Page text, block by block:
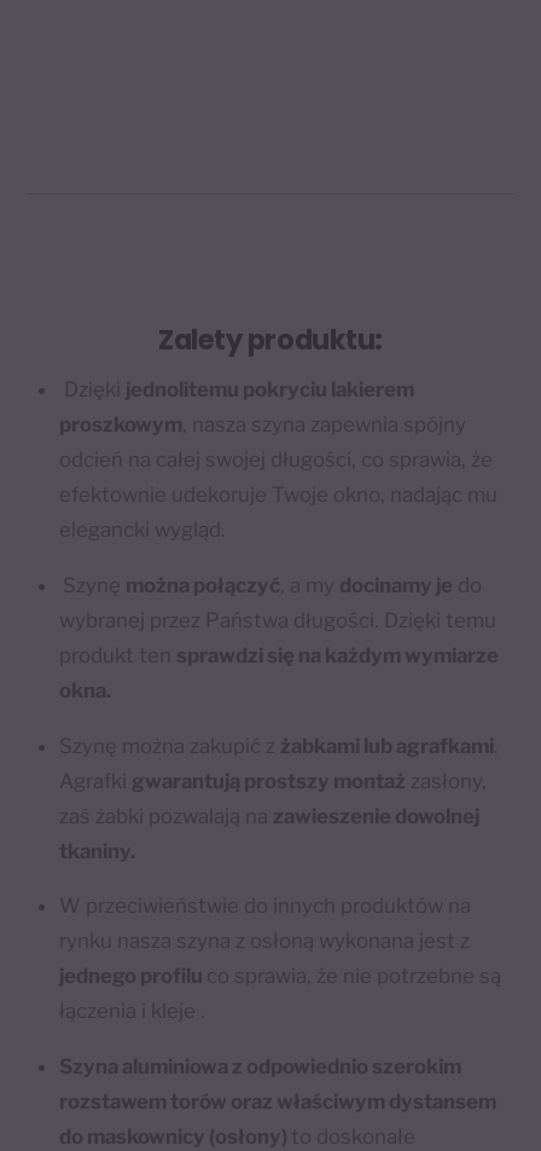
Zalety produktu:
Dzięki jednolitemu pokryciu lakierem
proszkowym, nasza szyna zapewnia spójny
odcień na całej swojej długości, co sprawia, że
efektownie udekoruje Twoje okno, nadając mu
elegancki wygląd.
Szynę można połączyć , a my docinamy je do
wybranej przez Państwa długości. Dzięki temu
produkt ten sprawdzi się na każdym wymiarze
okna.
Szynę można zakupić z żabkami lub agrafkami
Agrafki gwarantują prostszy montaż zasłony,
zaś żabki pozwalają na zawieszenie dowolnej
tkaniny.
W przeciwieństwie do innych produktów na
rynku nasza szyna z osłoną wykonana jest z
jednego profilu co sprawia, że nie potrzebne są
łączenia i kleje .
Szyna aluminiowa z odpowiednio szerokim
rozstawem torów oraz właściwym dystansem
do maskownicy (osłony) to doskonałe